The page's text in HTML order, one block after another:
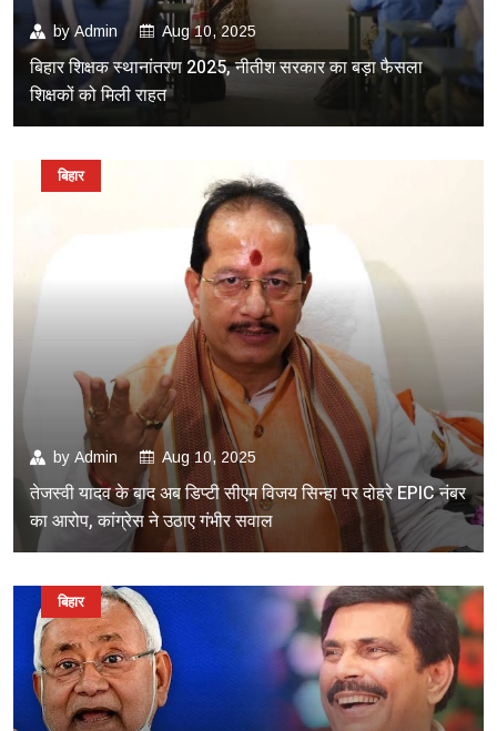
byAdmin Aug 10, 2025
बिहार शिक्षक स्थानांतरण 2025, नीतीश सरकार का बड़ा फैसला
शिक्षकों को मिली राहत
by Admin Aug 10, 2025
तेजस्वी यादव के बाद अब डिप्टी सीएम विजय सिन्हा पर दोहरे EPIC नंबर
का आरोप, कांग्रेस ने उठाए गंभीर सवाल
बिहार
बिहार